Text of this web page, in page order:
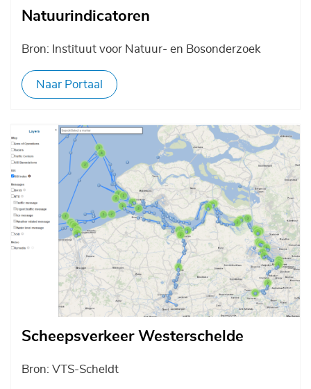
Natuurindicatoren
Bron: Instituut voor Natuur- en Bosonderzoek
Naar Portaal
Afbeelding
Scheepsverkeer Westerschelde
Bron: VTS-Scheldt